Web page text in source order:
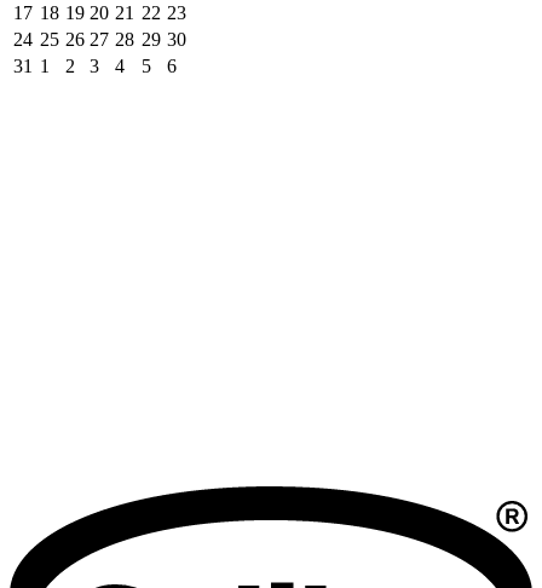
17 18 19 20 21 22 23
24 25 26 27 28 29 30
31 1 2 3 4 5 6